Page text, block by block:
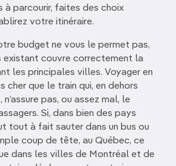
à parcourir, faites des choix
votre itinéraire.
budget ne vous le permet pas,
existant couvre correctement la
les principales villes. Voyager en
cher que le train qui, en dehors
n’assure pas, ou assez mal, le
Si, dans bien des pays
tout à fait sauter dans un bus ou
coup de tête, au Québec, ce
dans les villes de Montréal et de